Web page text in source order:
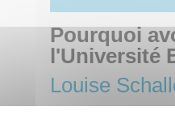
Pourquoi
l'Université
Louise